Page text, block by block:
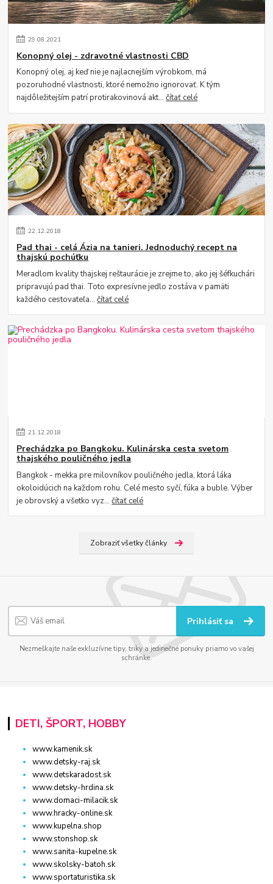
29.08.2021
Konopný olej - zdravotné vlastnosti CBD
Konopný olej, aj keď nie je najlacnejším výrobkom, má
pozoruhodné vlastnosti, ktoré nemožno ignorovať. K tým
najdôležitejším patrí protirakovinová akt...čítať celé
22.12.2018
Pad thai - celá Ázia na tanieri. Jednoduchý recept na
thajskú pochúťku
Meradlom kvality thajskej reštaurácie je zrejme to, ako jej šéfkuchári
pripravujú pad thai. Toto expresívne jedlo zostáva v pamäti
každého cestovateľa...čítať celé
21.12.2018
Prechádzka po Bangkoku. Kulinárska cesta svetom
thajského pouličného jedla
Bangkok - mekka pre milovníkov pouličného jedla, ktorá láka
okoloidúcich na každom rohu. Celé mesto syčí, fúka a buble. Výber
je obrovský a všetko vyz...čítať celé
Zobraziť všetky články
Prihlásiť sa
Nezmeškajte naše exkluzívne tipy, triky a jedinečné ponuky priamo vo vašej
schránke.
DETI, ŠPORT, HOBBY
www.kamenik.sk
www.detsky-raj.sk
www.detskaradost.sk
www.detsky-hrdina.sk
www.domaci-milacik.sk
www.hracky-online.sk
www.kupelna.shop
www.stonshop.sk
www.sanita-kupelne.sk
www.skolsky-batoh.sk
www.sportaturistika.sk